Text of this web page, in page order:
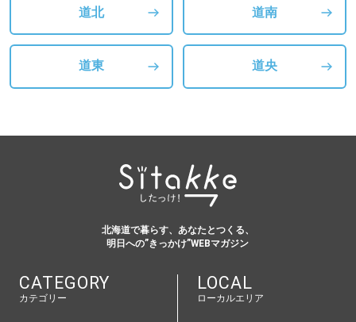
道北 道南
道東 道央
北海道で暮らす、あなたとつくる、
明日への”きっかけ”WEBマガジン
CATEGORY
カテゴリー
LOCAL
ローカルエリア